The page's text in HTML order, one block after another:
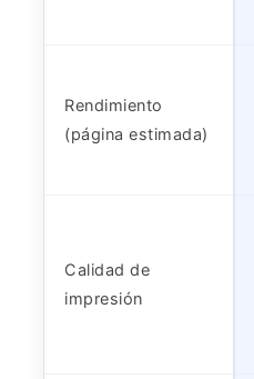
Rendimiento
(página estimada)
Calidad de
impresión